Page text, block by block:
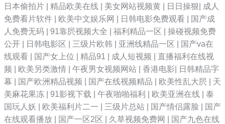
日本偷拍片
精品欧美在线 美女网站视频黄 日日操狠
成人
免费看片软件
欧美中文娱乐网 日韩电影免费观看
国产成
人免费无码
91靠屄视频大全 福利精品一区
操碰视频免费
公开
日韩电影区 三级片欧韩 亚洲线精品一区
国产va在
线观看
国产女上位 精品91 成人短视频
直播福利在线视
频
欧美另类激情 午夜男女视频网站 香港电影
日韩精品字
幕
国产欧洲精品视频 国产在线视频精品 欧美性乱大屄
天
美麻花果冻
91影视下载 午夜啪啪福利 欧美亚洲在线
泰
国玩人妖
欧美福利片二一 三级片总站 国产情侣露脸
国产
在线观看播放
国产一区2区 久草视频免费网
国产九色在线